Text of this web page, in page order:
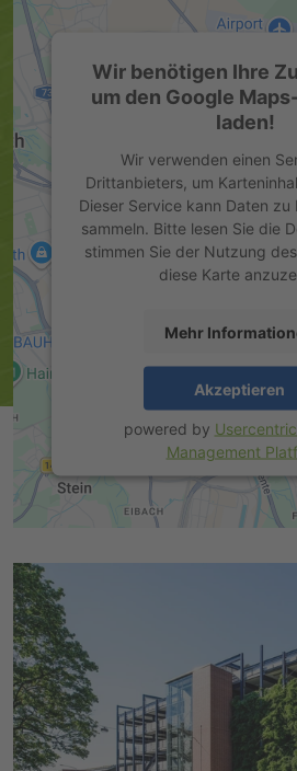
Wir benötigen Ihre
um den Google
laden!
Wir verwenden einen
Drittanbieters, um
Dieser Service kann Daten
sammeln. Bitte lesen Sie die
stimmen Sie der Nutzung
diese Karte
Mehr
Akzeptieren
powered by
Management